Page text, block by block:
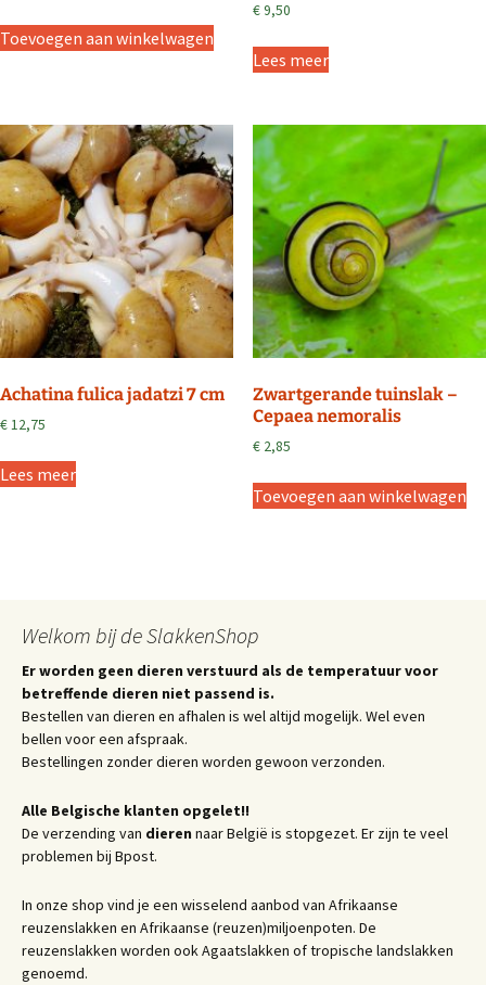
Toevoegen aan winkelwagen
€9,50
Lees meer
Achatina fulica jadatzi 7 cm
€12,75
Lees meer
Zwartgerande tuinslak –
Cepaea nemoralis
€2,85
Toevoegen aan winkelwagen
Welkom bij de SlakkenShop
Er worden geen dieren verstuurd als de temperatuur voor
betreffende dieren niet passend is.
Bestellen van dieren en afhalen is wel altijd mogelijk. Wel even
bellen voor een afspraak.
Bestellingen zonder dieren worden gewoon verzonden.
Alle Belgische klanten opgelet!!
De verzending van dieren naar België is stopgezet. Er zijn te veel
problemen bij Bpost.
In onze shop vind je een wisselend aanbod van Afrikaanse
reuzenslakken en Afrikaanse (reuzen)miljoenpoten. De
reuzenslakken worden ook Agaatslakken of tropische landslakken
genoemd.